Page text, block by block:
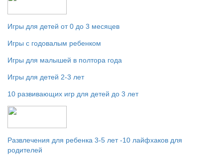
Игры для детей от 0 до 3 месяцев
Игры с годовалым ребенком
Игры для малышей в полтора года
Игры для детей 2-3 лет
10 развивающих игр для детей до 3 лет
Развлечения для ребенка 3-5 лет -10 лайфхаков для
родителей